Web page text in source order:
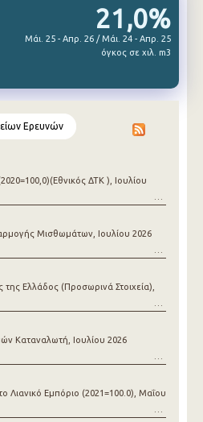
21,0%
Μάι. 25 - Απρ. 26 / Μάι. 24 - Απρ. 25
όγκος σε χιλ. m3
Ερευνών
ΔΤΚ ), Ιουλίου
Μισθωμάτων, Ιουλίου 2026
Ελλάδος (Προσωρινά Στοιχεία),
Καταναλωτή, Ιουλίου 2026
Λιανικό Εμπόριο (2021=100.0), Μαΐου